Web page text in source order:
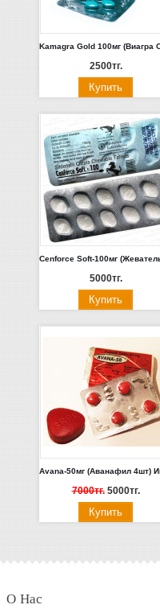
2500тг.
5000тг.
7000тг. 5000тг.
О Нас